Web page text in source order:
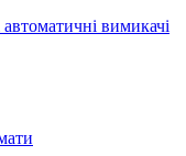
автоматичні вимикачі